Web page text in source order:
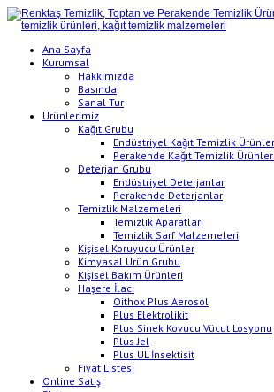
Ana Sayfa
Kurumsal
Hakkımızda
Basında
Sanal Tur
Ürünlerimiz
Kağıt Grubu
Endüstriyel Kağıt Temizlik
Perakende Kağıt Temizlik
Deterjan Grubu
Endüstriyel Deterjanlar
Perakende Deterjanlar
Temizlik Malzemeleri
Temizlik Aparatları
Temizlik Sarf Malzemeleri
Kişisel Koruyucu Ürünler
Kimyasal Ürün Grubu
Kişisel Bakım Ürünleri
Haşere İlacı
Oithox Plus Aerosol
Plus Elektrolikit
Plus Sinek Kovucu Vücut Losyonu
Plus Jel
Plus UL İnsektisit
Fiyat Listesi
Online Satış